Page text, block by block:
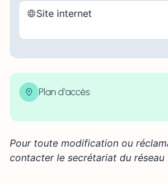
Site internet
Plan d'accès
−
Pour toute modification ou
contacter le secrétariat du réseau